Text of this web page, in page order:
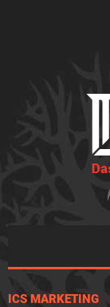
ICS MARKETING